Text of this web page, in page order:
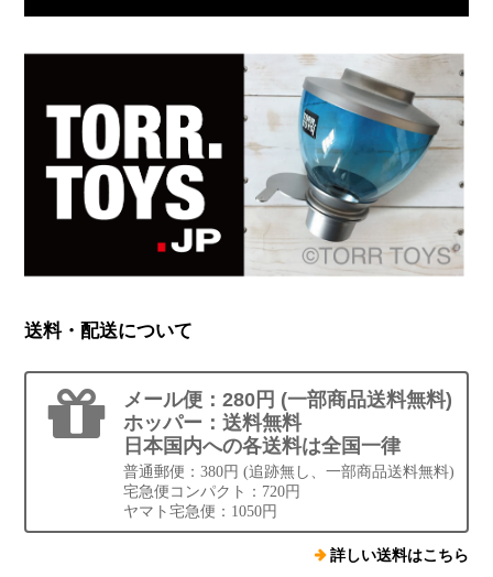
送料・配送について
メール便：280円 (一部商品送料無料)
ホッパー：送料無料
日本国内への各送料は全国一律
普通郵便：380円 (追跡無し、一部商品送料無料)
宅急便コンパクト：720円
ヤマト宅急便：1050円
詳しい送料はこちら